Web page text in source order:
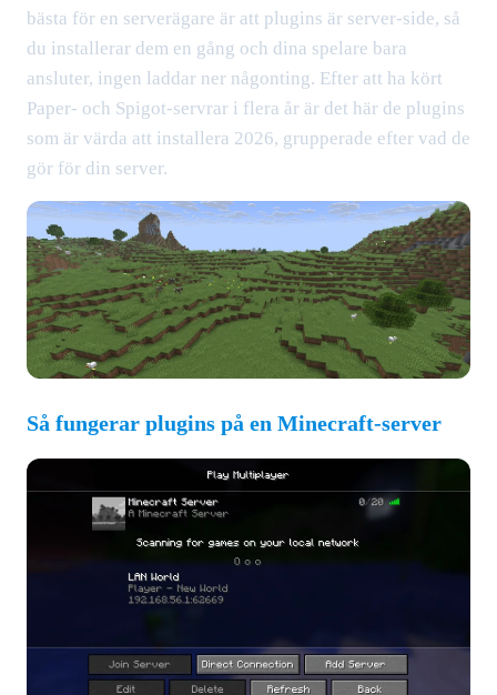
bästa för en serverägare är att plugins är server-side, så
du installerar dem en gång och dina spelare bara
ansluter, ingen laddar ner någonting. Efter att ha kört
Paper- och Spigot-servrar i flera år är det här de plugins
som är värda att installera 2026, grupperade efter vad de
gör för din server.
Så fungerar plugins på en Minecraft-server